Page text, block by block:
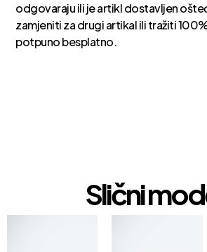
odgovaraju ili je artikl dostavljen
zamjeniti za drugi artikal ili tražiti
potpuno besplatno.
Slični